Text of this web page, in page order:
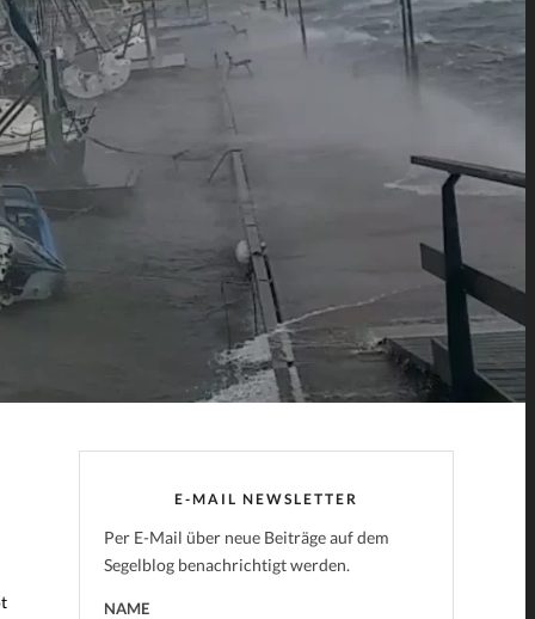
E-MAIL NEWSLETTER
Per E-Mail über neue Beiträge auf dem
Segelblog benachrichtigt werden.
NAME